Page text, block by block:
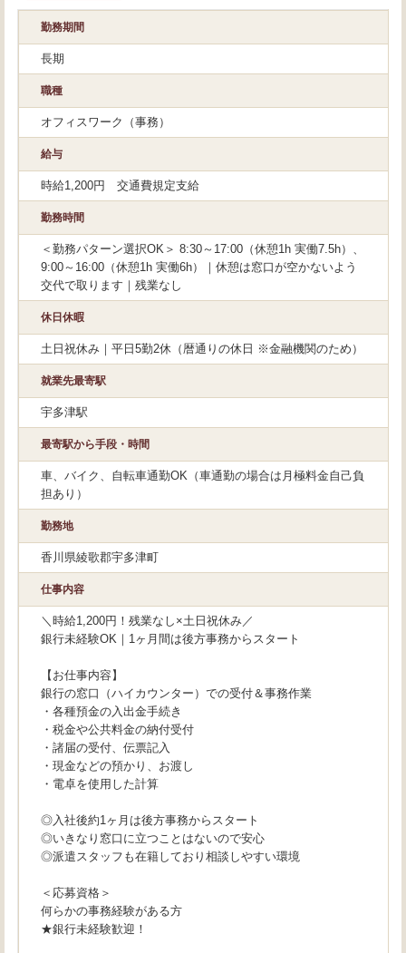
勤務期間
長期
職種
オフィスワーク（事務）
給与
時給1,200円 交通費規定支給
勤務時間
＜勤務パターン選択OK＞ 8:30～17:00（休憩1h 実働7.5h）、
9:00～16:00（休憩1h 実働6h）｜休憩は窓口が空かないよう
交代で取ります｜残業なし
休日休暇
土日祝休み｜平日5勤2休（暦通りの休日 ※金融機関のため）
就業先最寄駅
宇多津駅
最寄駅から手段・時間
車、バイク、自転車通勤OK（車通勤の場合は月極料金自己負
担あり）
勤務地
香川県綾歌郡宇多津町
仕事内容
＼時給1,200円！残業なし×土日祝休み／
銀行未経験OK｜1ヶ月間は後方事務からスタート
【お仕事内容】
銀行の窓口（ハイカウンター）での受付＆事務作業
・各種預金の入出金手続き
・税金や公共料金の納付受付
・諸届の受付、伝票記入
・現金などの預かり、お渡し
・電卓を使用した計算
◎入社後約1ヶ月は後方事務からスタート
◎いきなり窓口に立つことはないので安心
◎派遣スタッフも在籍しており相談しやすい環境
＜応募資格＞
何らかの事務経験がある方
★銀行未経験歓迎！